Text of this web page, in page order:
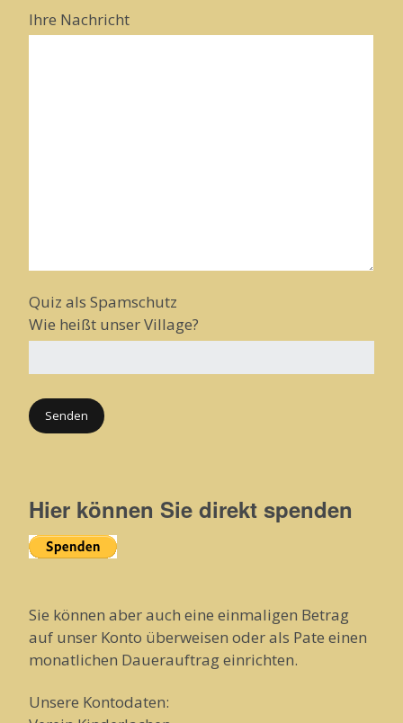
Ihre Nachricht
Quiz als Spamschutz
Wie heißt unser Village?
Hier können Sie direkt spenden
Sie können aber auch eine einmaligen Betrag
auf unser Konto überweisen oder als Pate einen
monatlichen Dauerauftrag einrichten.
Unsere Kontodaten: